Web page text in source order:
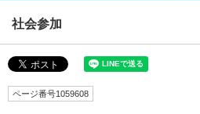
社会参加
ページ番号1059608